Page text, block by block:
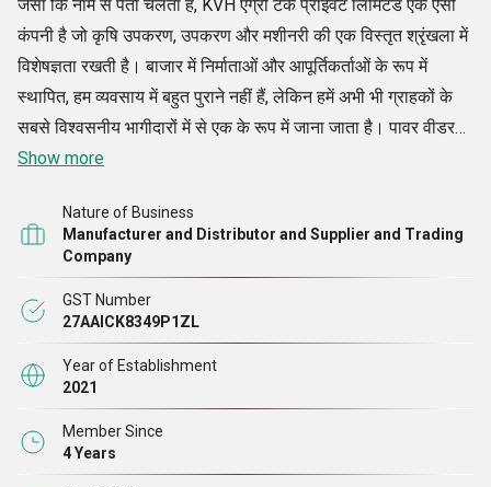
जैसा कि नाम से पता चलता है, KVH एग्रो टेक प्राइवेट लिमिटेड एक ऐसी
कंपनी है जो कृषि उपकरण, उपकरण और मशीनरी की एक विस्तृत श्रृंखला में
विशेषज्ञता रखती है। बाजार में निर्माताओं और आपूर्तिकर्ताओं के रूप में
स्थापित, हम व्यवसाय में बहुत पुराने नहीं हैं, लेकिन हमें अभी भी ग्राहकों के
सबसे विश्वसनीय भागीदारों में से एक के रूप में जाना जाता है। पावर वीडर
कल्टीवेटर्स, सूरी रिडर्स, ट्रैक्टर पीटीओ ऑपरेटेड वाटर पंप्स, एग्रीकल्चर
गुणवत्ता विशेषताओं के लिए अत्यधिक प्रसिद्ध है। उच्च टिकाऊपन,
विश्वसनीयता, कार्यक्षमता और संक्षारण प्रतिरोध कुछ ऐसी विशेषताएं हैं जो इन
उत्पादों को बाजार में सबसे अलग बनाती हैं। हालांकि, इन कारणों के कारण,
ग्राहक बाजार में अन्य के मुकाबले उन्हें चुनते हैं।
हम 100% संतुष्टि प्रदान करते हुए, उपरोक्त उत्पादों के लिए ग्राहकों की
आवश्यकताओं को समय पर पूरा करने की अपनी क्षमता पर बहुत गर्व करते
हैं।
Show more
Nature of Business
Manufacturer and Distributor and Supplier and Trading
Company
GST Number
27AAICK8349P1ZL
Year of Establishment
2021
Member Since
4 Years